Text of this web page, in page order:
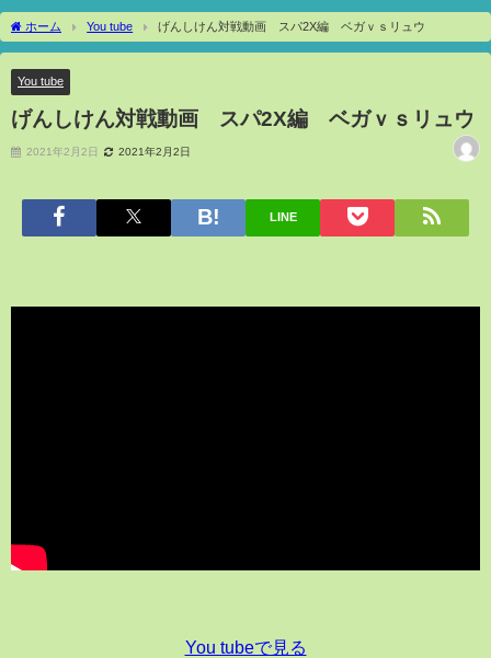
ホーム You tube げんしけん対戦動画 スパ2X編 ベガｖｓリュウ
You tube
げんしけん対戦動画 スパ2X編 ベガｖｓリュウ
2021年2月2日 2021年2月2日
LINE
You tubeで見る